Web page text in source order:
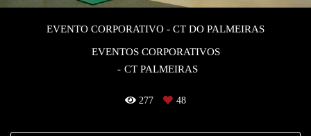
EVENTO CORPORATIVO - CT DO PALMEIRAS
EVENTOS CORPORATIVOS
CT PALMEIRAS
277 48